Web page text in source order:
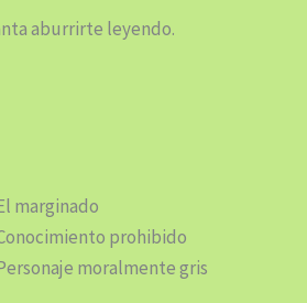
aburrirte leyendo.
marginado
prohibido
moralmente gris